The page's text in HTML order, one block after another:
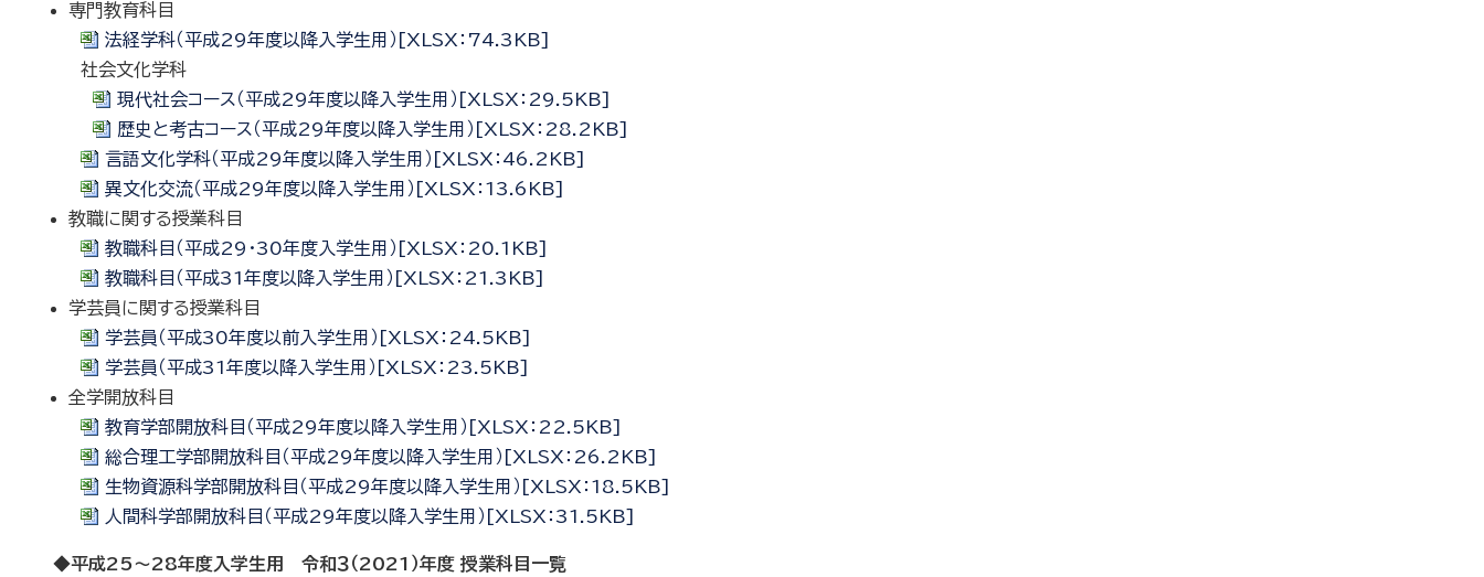
専門教育科目
法経学科（平成29年度以降入学生用）[XLSX：74.3KB]
社会文化学科
現代社会コース（平成29年度以降入学生用）[XLSX：29.5KB]
歴史と考古コース（平成29年度以降入学生用）[XLSX：28.2KB]
言語文化学科（平成29年度以降入学生用）[XLSX：46.2KB]
異文化交流（平成29年度以降入学生用）[XLSX：13.6KB]
教職に関する授業科目
教職科目（平成29・30年度入学生用）[XLSX：20.1KB]
教職科目（平成31年度以降入学生用）[XLSX：21.3KB]
学芸員に関する授業科目
学芸員（平成30年度以前入学生用）[XLSX：24.5KB]
学芸員（平成31年度以降入学生用）[XLSX：23.5KB]
全学開放科目
教育学部開放科目（平成29年度以降入学生用）[XLSX：22.5KB]
総合理工学部開放科目（平成29年度以降入学生用）[XLSX：26.2KB]
生物資源科学部開放科目（平成29年度以降入学生用）[XLSX：18.5KB]
人間科学部開放科目（平成29年度以降入学生用）[XLSX：31.5KB]
◆平成25～28年度入学生用 令和３（2021）年度 授業科目一覧